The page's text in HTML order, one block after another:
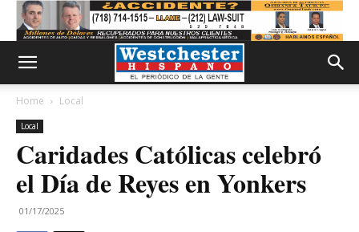
Home Local
Local
Caridades Católicas celebró
el Día de Reyes en Yonkers
01/17/2025